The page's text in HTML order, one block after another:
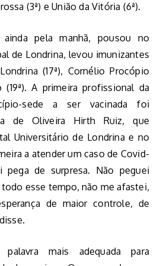
(3ª) e União da Vitória (6ª).
pela manhã, pousou no
de Londrina, levou imunizantes
(17ª), Cornélio Procópio
(19ª). A primeira profissional da
sede a ser vacinada foi
de Oliveira Hirth Ruiz, que
Universitário de Londrina e no
a atender um caso de Covid-
pega de surpresa. Não peguei
esse tempo, não me afastei,
de maior controle, de
mais adequada para